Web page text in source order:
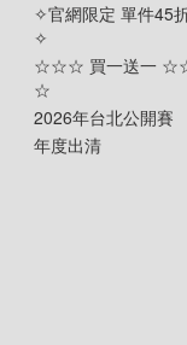
✧官網限定 單件45
✧
☆☆☆ 買一送一
☆
2026年台北公開賽
年度出清